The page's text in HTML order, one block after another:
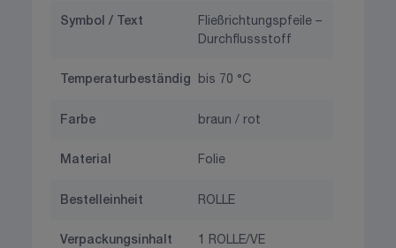
Symbol / Text
Fließrichtungspfeile –
Durchflussstoff
Temperaturbeständig bis 70 °C
Farbe braun / rot
Material Folie
Bestelleinheit ROLLE
Verpackungsinhalt 1 ROLLE/VE